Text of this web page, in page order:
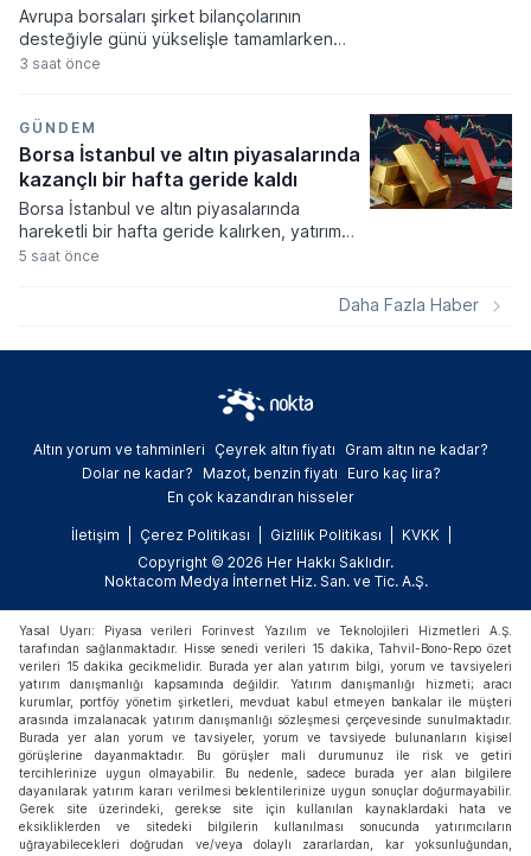
Avrupa borsaları şirket bilançolarının
desteğiyle günü yükselişle tamamlarken
yatırımcılar ekonomik verilere odaklandı.
piyasalardaki enflasyon endişelerini canlı
tutuyor.
3 saat önce
GÜNDEM
Borsa İstanbul ve altın piyasalarında
kazançlı bir hafta geride kaldı
Borsa İstanbul ve altın piyasalarında
hareketli bir hafta geride kalırken, yatırım
araçlarının büyük çoğunluğu yatırımcısına
5 saat önce
Daha Fazla Haber
Altın yorum ve tahminleri Çeyrek altın fiyatı
Gram altın ne kadar?
Dolar ne kadar?
Mazot, benzin fiyatı
Euro kaç lira?
En çok kazandıran hisseler
İletişim Çerez Politikası Gizlilik Politikası
KVKK
Copyright © 2026 Her Hakkı Saklıdır.
Noktacom Medya İnternet Hiz. San. ve Tic. A.Ş.
Yasal Uyarı: Piyasa verileri Forinvest Yazılım ve Teknolojileri Hizmetleri A.Ş.
tarafından sağlanmaktadır. Hisse senedi verileri 15 dakika, Tahvil-Bono-Repo özet
verileri 15 dakika gecikmelidir. Burada yer alan yatırım bilgi, yorum ve tavsiyeleri
yatırım danışmanlığı kapsamında değildir. Yatırım danışmanlığı hizmeti; aracı
kurumlar, portföy yönetim şirketleri, mevduat kabul etmeyen bankalar ile müşteri
arasında imzalanacak yatırım danışmanlığı sözleşmesi çerçevesinde sunulmaktadır.
Burada yer alan yorum ve tavsiyeler, yorum ve tavsiyede bulunanların kişisel
görüşlerine dayanmaktadır. Bu görüşler mali durumunuz ile risk ve getiri
tercihlerinize uygun olmayabilir. Bu nedenle, sadece burada yer alan bilgilere
dayanılarak yatırım kararı verilmesi beklentilerinize uygun sonuçlar doğurmayabilir.
Gerek site üzerindeki, gerekse site için kullanılan kaynaklardaki hata ve
eksikliklerden ve sitedeki bilgilerin kullanılması sonucunda yatırımcıların
uğrayabilecekleri doğrudan ve/veya dolaylı zararlardan, kar yoksunluğundan,